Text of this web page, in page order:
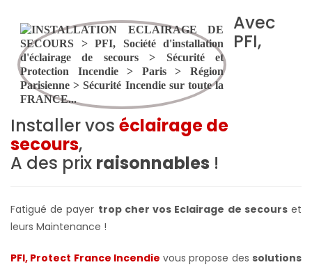
Avec
PFI,
Installer vos éclairage de
secours,
A des prix raisonnables !
Fatigué de payer trop cher vos Eclairage de secourset
leurs Maintenance !
PFI, Protect France Incendie vous propose dessolutions